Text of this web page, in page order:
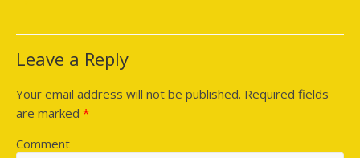
Leave a Reply
Your email address will not be published. Required fields
are marked *
Comment